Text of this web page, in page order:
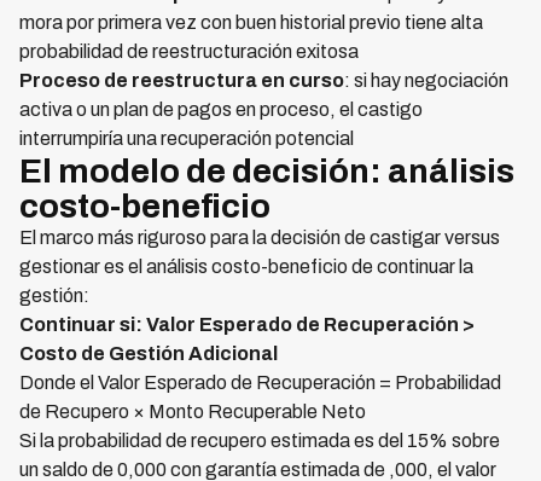
mora por primera vez con buen historial previo tiene alta
probabilidad de reestructuración exitosa
Proceso de reestructura en curso: si hay negociación
activa o un plan de pagos en proceso, el castigo
interrumpiría una recuperación potencial
El modelo de decisión: análisis
costo-beneficio
El marco más riguroso para la decisión de castigar versus
gestionar es el análisis costo-beneficio de continuar la
gestión:
Continuar si: Valor Esperado de Recuperación >
Costo de Gestión Adicional
Donde el Valor Esperado de Recuperación = Probabilidad
de Recupero × Monto Recuperable Neto
Si la probabilidad de recupero estimada es del 15% sobre
un saldo de 0,000 con garantía estimada de ,000, el valor